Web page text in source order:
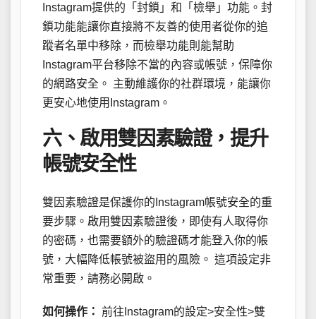
Instagram提供的「封鎖」和「檢舉」功能。封
鎖功能能讓你直接將不友善的使用者從你的追
蹤者名單中移除，而檢舉功能則能幫助
Instagram平台移除不當的內容或帳號，保障你
的網路安全。 主動維護你的社群環境，能讓你
更安心地使用Instagram。
六、啟用雙因素驗證，提升
帳號安全性
雙因素驗證是保護你的Instagram帳號安全的重
要步驟。啟用雙因素驗證後，即使有人取得你
的密碼，也需要額外的驗證碼才能登入你的帳
號，大幅降低帳號被盜用的風險。 這項設定非
常重要，請務必開啟。
如何操作： 前往Instagram的設定>安全性>雙